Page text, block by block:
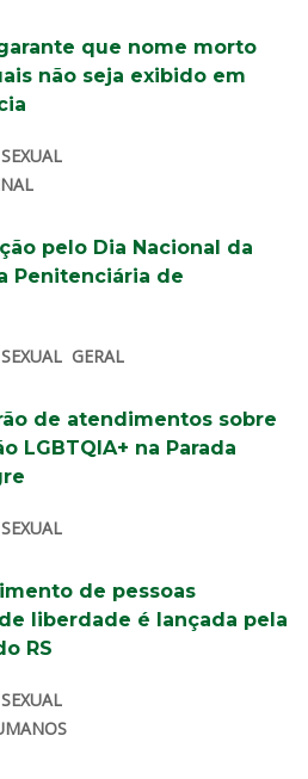
que nome morto
não seja exibido em
pelo Dia Nacional da
Penitenciária de
GERAL
de atendimentos sobre
LGBTQIA+ na Parada
de pessoas
liberdade é lançada pela
RS